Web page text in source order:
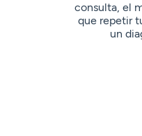
consulta, el
que repetir
un